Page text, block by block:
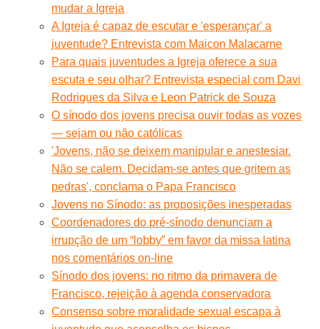
mudar a Igreja
A Igreja é capaz de escutar e 'esperançar' a
juventude? Entrevista com Maicon Malacarne
Para quais juventudes a Igreja oferece a sua
escuta e seu olhar? Entrevista especial com Davi
Rodrigues da Silva e Leon Patrick de Souza
O sínodo dos jovens precisa ouvir todas as vozes
— sejam ou não católicas
'Jovens, não se deixem manipular e anestesiar.
Não se calem. Decidam-se antes que gritem as
pedras', conclama o Papa Francisco
Jovens no Sínodo: as proposições inesperadas
Coordenadores do pré-sínodo denunciam a
irrupção de um “lobby” em favor da missa latina
nos comentários on-line
Sínodo dos jovens: no ritmo da primavera de
Francisco, rejeição à agenda conservadora
Consenso sobre moralidade sexual escapa à